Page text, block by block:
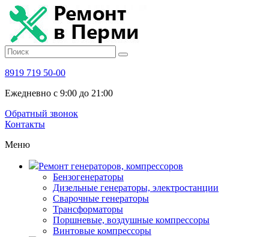
8919 719 50-00
Ежедневно с 9:00 до 21:00
Обратный звонок
Контакты
Меню
Ремонт генераторов, компрессоров
Бензогенераторы
Дизельные генераторы, электростанции
Сварочные генераторы
Трансформаторы
Поршневые, воздушные компрессоры
Винтовые компрессоры